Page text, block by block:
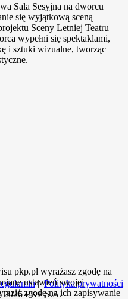
Sala Sesyjna na dworcu
się wyjątkową sceną
Sceny Letniej Teatru
wypełni się spektaklami,
i sztuki wizualne, tworząc
|Polityka prywatności
2026PKP S.A.
pkp.pl wyrażasz zgodę na
ustawień swojej
zgodę na ich zapisywanie